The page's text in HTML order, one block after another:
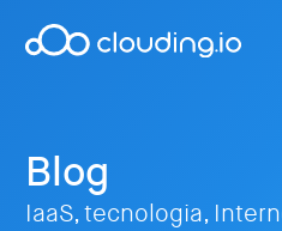
Blog
IaaS, tecnologia,